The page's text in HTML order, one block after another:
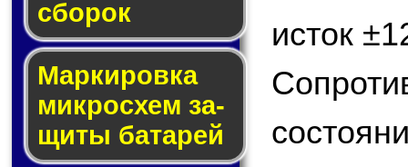
сбо­рок
Мар­ки­ров­ка
мик­ро­схем за­
щи­ты ба­та­рей
исток